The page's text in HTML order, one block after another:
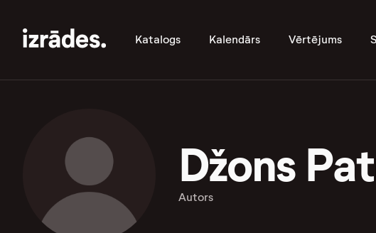
Katalogs Kalendārs Vērtējums
Džons
Autors